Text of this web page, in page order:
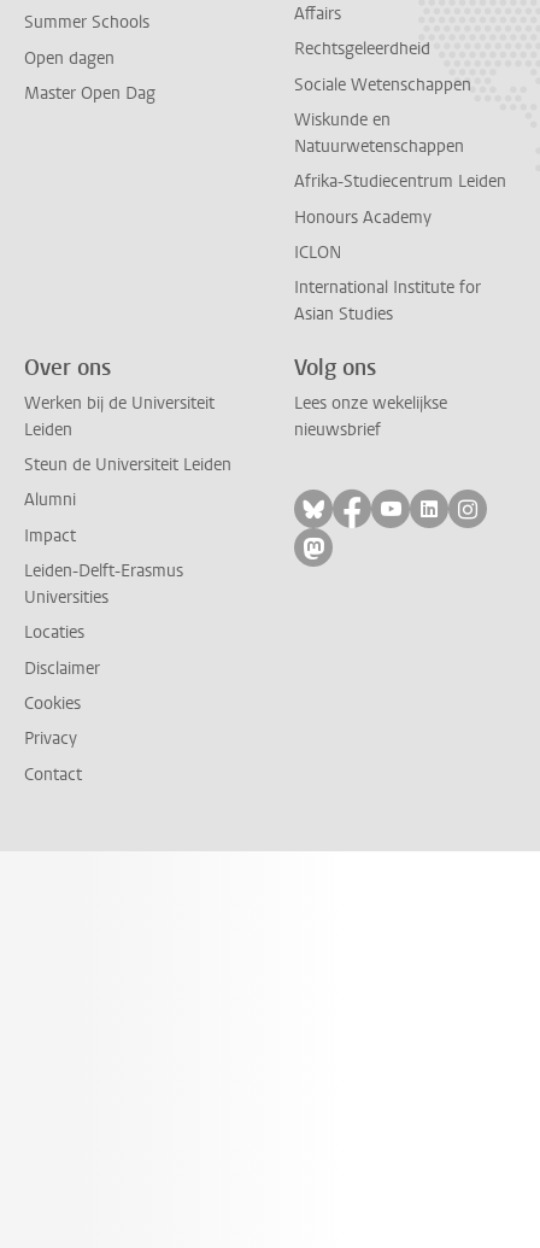
Summer Schools
Open dagen
Master Open Dag
Affairs
Rechtsgeleerdheid
Sociale Wetenschappen
Wiskunde en
Natuurwetenschappen
Afrika-Studiecentrum Leiden
Honours Academy
ICLON
International Institute for
Asian Studies
Over ons
Werken bij de Universiteit
Leiden
Steun de Universiteit Leiden
Alumni
Impact
Leiden-Delft-Erasmus
Universities
Locaties
Disclaimer
Cookies
Privacy
Contact
Volg ons
Lees onze wekelijkse
nieuwsbrief
Volg ons op bluesky
Volg ons op
Volg ons op
Volg ons
Volg
Volg ons op mastodon